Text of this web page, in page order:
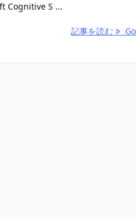
Cognitive S ...
記事を読む